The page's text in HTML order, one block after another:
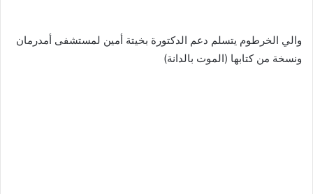
‬‏والي الخرطوم يتسلم دعم الدكتورة بخيتة أمين لمستشفى أمدرمان
ونسخة من كتابها (الموت بالدانة)